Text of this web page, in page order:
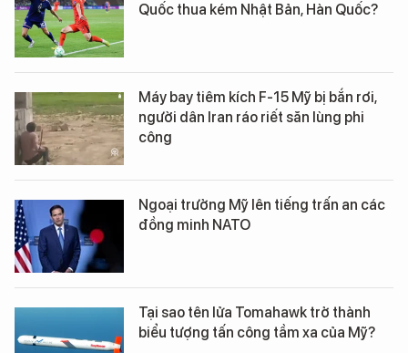
Quốc thua kém Nhật Bản, Hàn Quốc?
Máy bay tiêm kích F-15 Mỹ bị bắn rơi,
người dân Iran ráo riết săn lùng phi
công
Ngoại trưởng Mỹ lên tiếng trấn an các
đồng minh NATO
Tại sao tên lửa Tomahawk trở thành
biểu tượng tấn công tầm xa của Mỹ?